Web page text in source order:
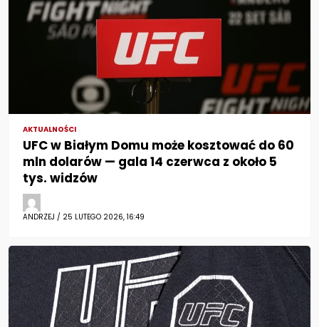
AKTUALNOŚCI
UFC w Białym Domu może kosztować do 60
mln dolarów — gala 14 czerwca z około 5
tys. widzów
ANDRZEJ / 25 LUTEGO 2026, 16:49